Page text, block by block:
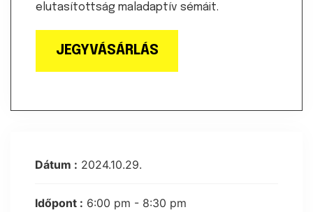
elutasítottság maladaptív sémáit.
JEGYVÁSÁRLÁS
Dátum : 2024.10.29.
Időpont : 6:00 pm - 8:30 pm